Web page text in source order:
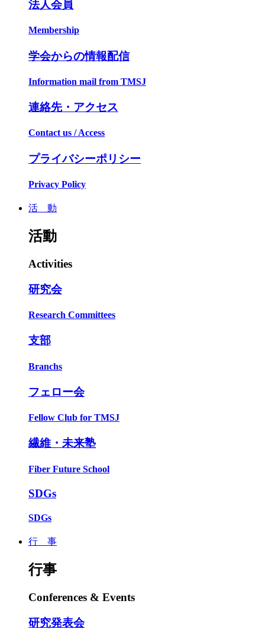
法人会員
Membership
学会からの情報配信
Information mail from TMSJ
連絡先・アクセス
Contact us / Access
プライバシーポリシー
Privacy Policy
活 動
活動
Activities
研究会
Research Committees
支部
Branchs
フェロー会
Fellow Club for TMSJ
繊維・未来塾
Fiber Future School
SDGs
SDGs
行 事
行事
Conferences & Events
研究発表会